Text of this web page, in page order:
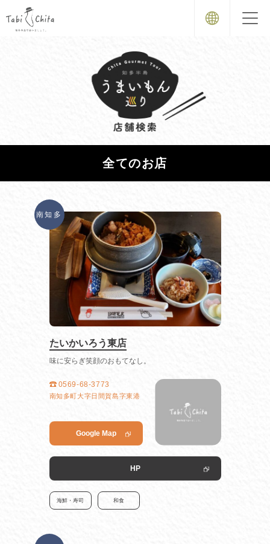
全てのお店
南知多
たいかいろう東店
味に安らぎ笑顔のおもてなし。
0569-68-3773
南知多町大字日間賀島字東港
Google Map
HP
海鮮・寿司 和食